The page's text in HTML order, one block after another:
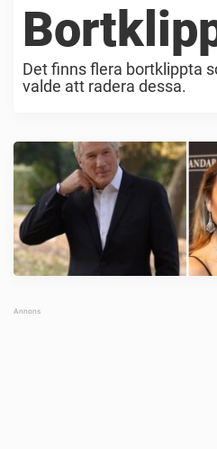
Det finns flera bortklippta
valde att radera dessa.